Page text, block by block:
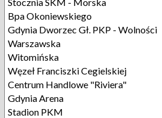
Bpa Okoniewskiego
Gdynia Dworzec Gł. PKP - Wolności
Warszawska
Witomińska
Węzeł Franciszki Cegielskiej
Centrum Handlowe "Riviera"
Gdynia Arena
Stadion PKM